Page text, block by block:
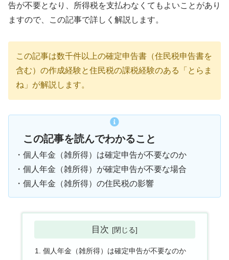
告が不要となり、所得税を支払わなくてもよいことがあり
ますので、この記事で詳しく解説します。
この記事は数千件以上の確定申告書（住民税申告書を
含む）の作成経験と住民税の課税経験のある「とらま
ね」が解説します。
この記事を読んでわかること
・個人年金（雑所得）は確定申告が不要なのか
・個人年金（雑所得）が確定申告が不要な場合
・個人年金（雑所得）の住民税の影響
目次
個人年金（雑所得）は確定申告が不要なのか